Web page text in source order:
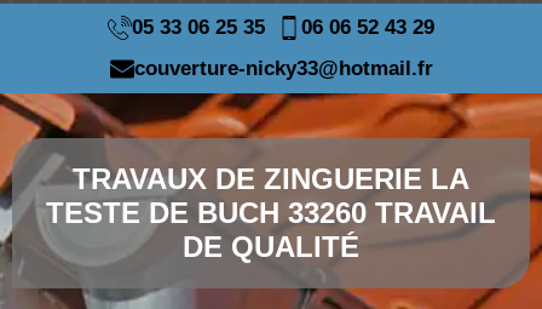
05 33 06 25 35
06 06 52 43 29
couverture-nicky33@hotmail.fr
TRAVAUX DE ZINGUERIE LA
TESTE DE BUCH 33260 TRAVAIL
DE QUALITÉ